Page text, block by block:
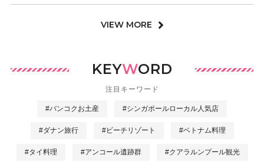
VIEW MORE
KEYWORD
注目キーワード
#バンコクお土産 #シンガポールローカル人気店
#ダナン旅行 #ビーチリゾート #ベトナム料理
#タイ料理 #アンコール遺跡群 #クアラルンプール観光